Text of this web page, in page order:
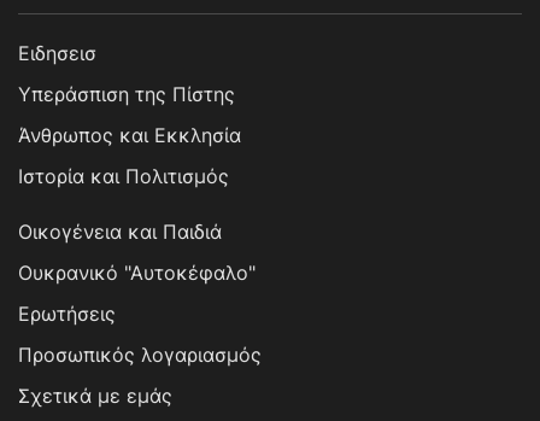
Ειδησεισ
Υπεράσπιση της Πίστης
Άνθρωπος και Εκκλησία
Ιστορία και Πολιτισμός
Οικογένεια και Παιδιά
Ουκρανικό "Αυτοκέφαλο"
Ερωτήσεις
Προσωπικός λογαριασμός
Σχετικά με εμάς